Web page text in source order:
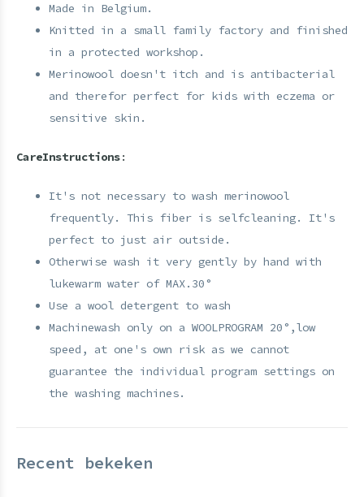
Made in Belgium.
Knitted in a small family factory and finished
in a protected workshop.
Merinowool doesn't itch and is antibacterial
and therefor perfect for kids with eczema or
sensitive skin.
CareInstructions:
It's not necessary to wash merinowool
frequently. This fiber is selfcleaning. It's
perfect to just air outside.
Otherwise wash it very gently by hand with
lukewarm water of MAX.30°
Use a wool detergent to wash
Machinewash only on a WOOLPROGRAM 20°,low
speed, at one's own risk as we cannot
guarantee the individual program settings on
the washing machines.
Recent bekeken